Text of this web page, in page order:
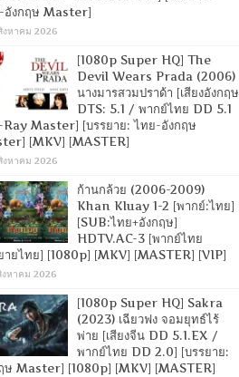
อังกฤษ Master]
งหาคม 2026
[1080p Super HQ] The
Devil Wears Prada (2006)
นางมารสวมปราด้า [เสียงอังกฤษ
DTS: 5.1 / พากย์ไทย DD 5.1
Master] [บรรยาย: ไทย-อังกฤษ
[MKV] [MASTER]
งหาคม 2026
ก้านกล้วย (2006-2009)
Khan Kluay 1-2 [พากย์:ไทย]
[SUB:ไทย+อังกฤษ]
HDTV.AC-3 [พากย์ไทย
ายไทย] [1080p] [MKV] [MASTER] [VIP]
งหาคม 2026
[1080p Super HQ] Sakra
(2023) เฉียวฟง จอมยุทธ์ไร้
พ่าย [เสียงจีน DD 5.1.EX /
พากย์ไทย DD 2.0] [บรรยาย:
ษ Master] [1080p] [MKV] [MASTER]